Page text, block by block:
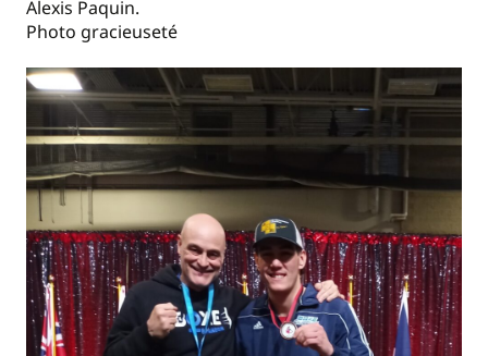
Alexis Paquin.
Photo gracieuseté